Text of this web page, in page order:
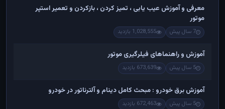
معرفی و آموزش عیب یابی ، تمیز کردن ، بازکردن و تعمیر استپر
موتور
7 سال پیش 1,028,555 بازدید
آموزش و راهنماهای فیلرگیری موتور
5 سال پیش 673,639 بازدید
آموزش برق خودرو : مبحث کامل دینام و آلترناتور در خودرو
5 سال پیش 672,463 بازدید